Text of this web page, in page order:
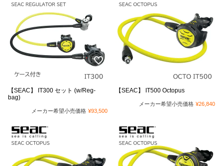
【SEAC】 IT300 セット (w/Reg-
bag)
メーカー希望小売価格 ¥93,500
【SEAC】 IT500 Octopus
メーカー希望小売価格 ¥26,840